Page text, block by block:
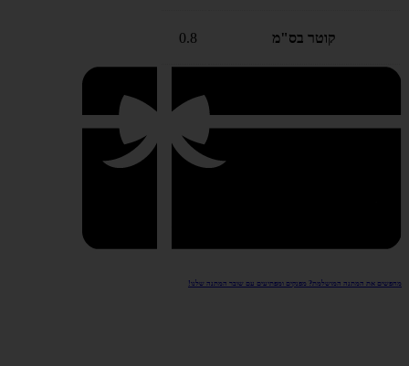
קוטר בס"מ 0.8
מחפשים את המתנה המושלמת? מפנקים ומפתיעים עם שובר המתנה שלנו!